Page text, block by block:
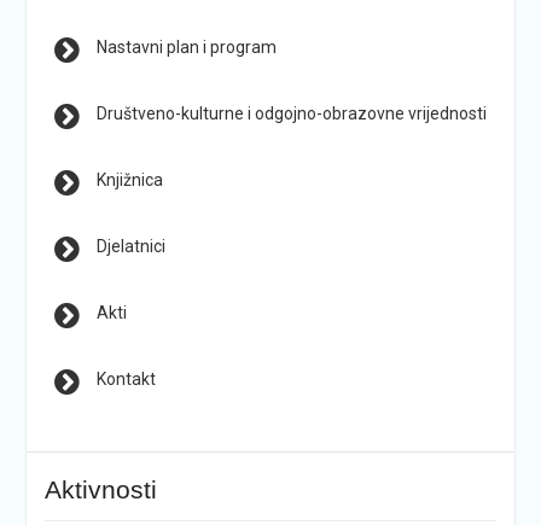
Nastavni plan i program
Društveno-kulturne i odgojno-obrazovne vrijednosti
Knjižnica
Djelatnici
Akti
Kontakt
Aktivnosti